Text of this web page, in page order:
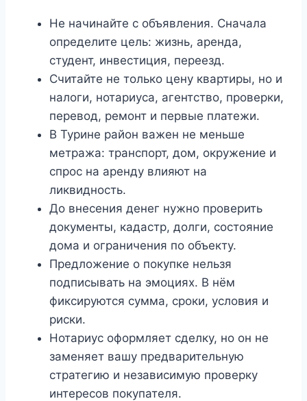
Не начинайте с объявления. Сначала
определите цель: жизнь, аренда,
студент, инвестиция, переезд.
Считайте не только цену квартиры, но и
налоги, нотариуса, агентство, проверки,
перевод, ремонт и первые платежи.
В Турине район важен не меньше
метража: транспорт, дом, окружение и
спрос на аренду влияют на
ликвидность.
До внесения денег нужно проверить
документы, кадастр, долги, состояние
дома и ограничения по объекту.
Предложение о покупке нельзя
подписывать на эмоциях. В нём
фиксируются сумма, сроки, условия и
риски.
Нотариус оформляет сделку, но он не
заменяет вашу предварительную
стратегию и независимую проверку
интересов покупателя.